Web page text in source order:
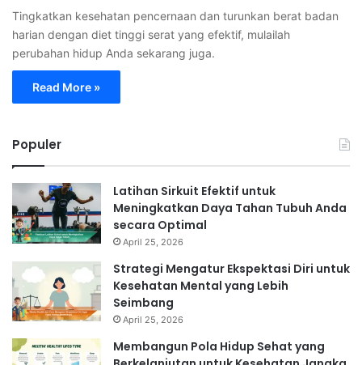
Tingkatkan kesehatan pencernaan dan turunkan berat badan
harian dengan diet tinggi serat yang efektif, mulailah
perubahan hidup Anda sekarang juga.
Read More »
Populer
Latihan Sirkuit Efektif untuk
Meningkatkan Daya Tahan Tubuh Anda
secara Optimal
April 25, 2026
Strategi Mengatur Ekspektasi Diri untuk
Kesehatan Mental yang Lebih
Seimbang
April 25, 2026
Membangun Pola Hidup Sehat yang